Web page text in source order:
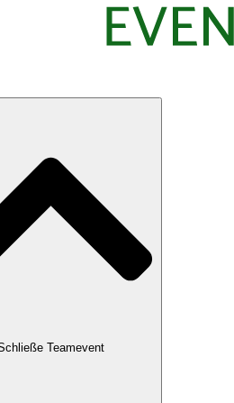
Teamevent